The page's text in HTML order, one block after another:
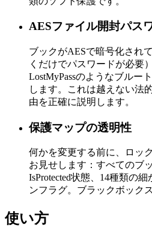
AESファイル開封パス
ブックがAESで暗号化され
くだけでパスワードが必要
LostMyPassのようなブルー
します。これは越えない法
由を正確に説明します。
保護マップの透明性
何かを変更する前に、ロッ
お見せします：すべてのブ
IsProtected状態、14種類の
ンフラグ。ブラックボック
使い方